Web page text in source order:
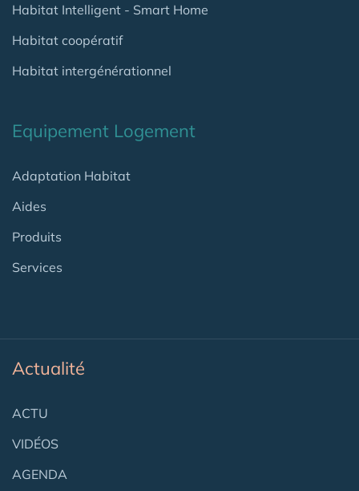
Habitat Intelligent - Smart Home
Habitat coopératif
Habitat intergénérationnel
Equipement Logement
Adaptation Habitat
Aides
Produits
Services
Actualité
ACTU
VIDÉOS
AGENDA